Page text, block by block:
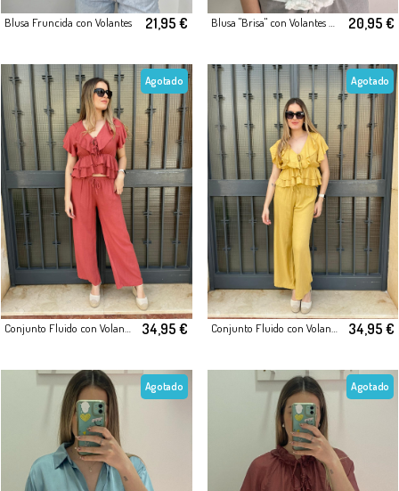
Blusa Fruncida con Volantes 21,95 € 20,95 €
Agotado
34,95 €
Agotado
34,95 €
Agotado Agotado